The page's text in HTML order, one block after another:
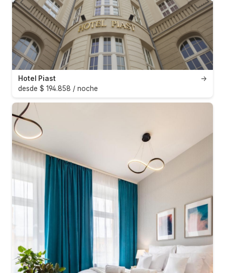
→
Hotel Piast
desde $ 194.858 / noche